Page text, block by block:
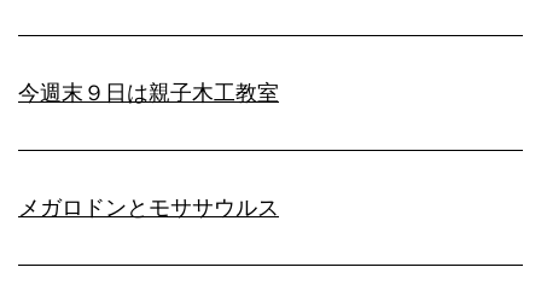
今週末９日は親子木工教室
メガロドンとモササウルス